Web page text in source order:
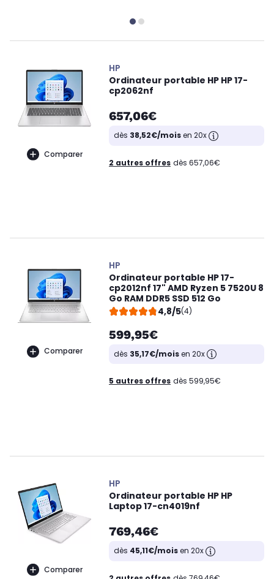
Comparer
HP
Ordinateur portable HP HP 17-
cp2062nf
657,06€
dès 38,52€/moisen 20x
2 autres offres dès 657,06€
Comparer
HP
Ordinateur portable HP 17-
cp2012nf 17" AMD Ryzen 5 7520U 8
Go RAM DDR5 SSD 512 Go
4,8/5(4)
599,95€
dès 35,17€/moisen 20x
5 autres offres dès 599,95€
Comparer
HP
Ordinateur portable HP HP
Laptop 17-cn4019nf
769,46€
dès 45,11€/moisen 20x